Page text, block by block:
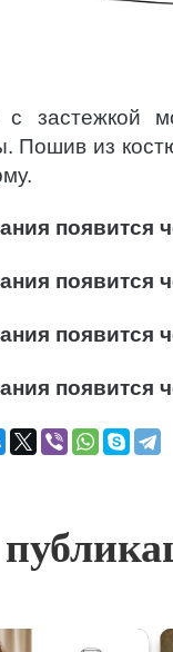
застежкой
Пошив из
появится
появится
появится
появится